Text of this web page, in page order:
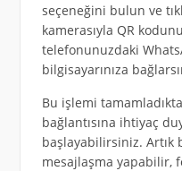
seçeneğini bulun ve
kamerasıyla QR
telefonunuzdaki
bilgisayarınıza
Bu işlemi
bağlantısına ihtiyaç
başlayabilirsiniz. Artık
mesajlaşma yapabilir,